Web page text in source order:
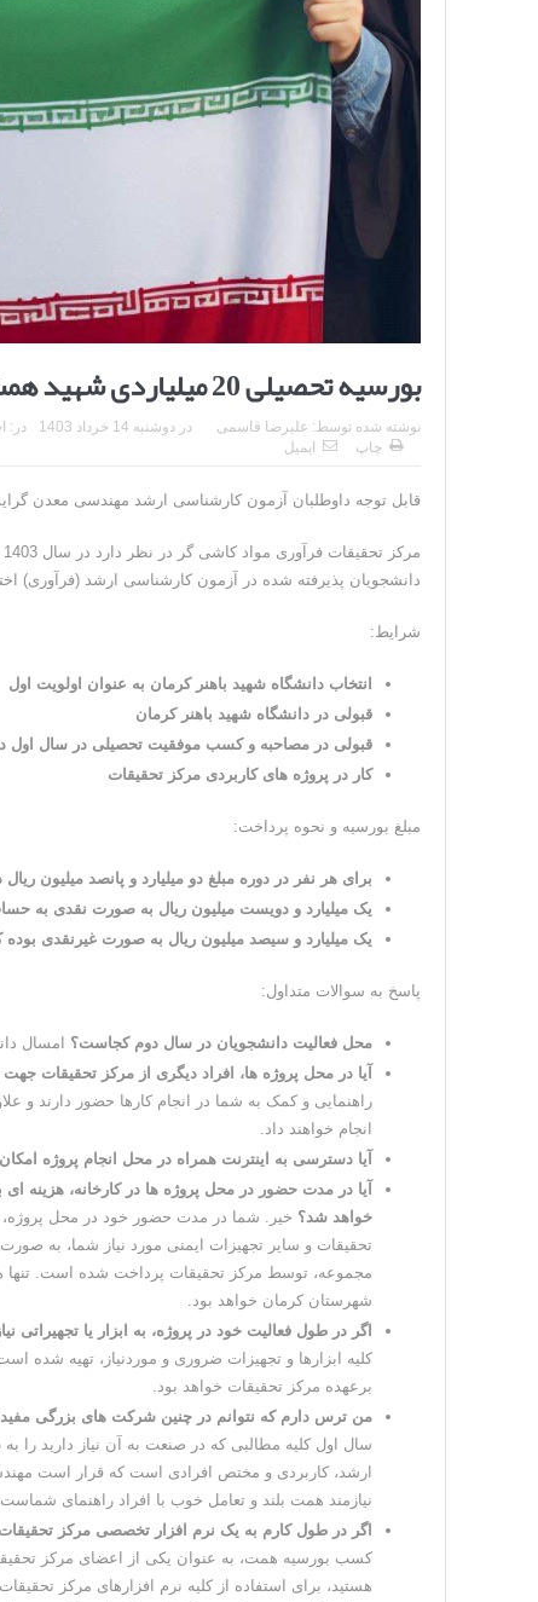
بورسیه تحصیلی 20 میلیاردی شهید همت برای دانشجویان ورودی 1403
نوشته شده توسط: علیرضا قاسمی دردوشنبه 14 خرداد 1403 در:
چاپ
ایمیل
قابل توجه داوطلبان آزمون کارشناسی ارشد مهندسی معدن گرایش
مرکز تحقیقات فرآوری مواد کاشی گر در نظر دارد در سال 1403 مبلغ
دانشجویان پذیرفته شده در آزمون کارشناسی ارشد
شرایط:
انتخاب دانشگاه شهید باهنر کرمان به عنوان اولویت اول
قبولی در دانشگاه شهید باهنر کرمان
قبولی در مصاحبه و کسب موفقیت تحصیلی در سال اول
کار در پروژه های کاربردی مرکز تحقیقات
مبلغ بورسیه و نحوه پرداخت:
برای هر نفر در دوره مبلغ دو میلیارد و پانصد میلیون
یک میلیارد و دویست میلیون ریال به صورت نقدی به حساب هر فرد طی اقساط ۱۲ ماهه در
یک میلیارد و سیصد میلیون ریال به صورت غیرنقدی
پاسخ به سوالات متداول:
محل فعالیت دانشجویان در سال دوم کجاست؟ امسال
آیا در محل پروژه ها، افراد دیگری از مرکز تحقیقات
راهنمایی و کمک به شما در انجام کارها حضور دارند و
انجام خواهند داد.
آیا دسترسی به اینترنت همراه در محل انجام پروژه
آیا در مدت حضور در محل پروژه ها در کارخانه، هزینه
خواهد شد؟ خیر. شما در مدت حضور خود در محل پروژه،
تحقیقات و سایر تجهیزات ایمنی مورد نیاز شما، به
مجموعه، توسط مرکز تحقیقات پرداخت شده است. تنها
شهرستان کرمان خواهد بود.
اگر در طول فعالیت خود در پروژه، به ابزار یا
کلیه ابزارها و تجهیزات ضروری و موردنیاز، تهیه شده
برعهده مرکز تحقیقات خواهد بود.
من ترس دارم که نتوانم در چنین شرکت های بزرگی
سال اول کلیه مطالبی که در صنعت به آن نیاز دارید
ارشد، کاربردی و مختص افرادی است که قرار است
نیازمند همت بلند و تعامل خوب با افراد راهنمای شماست.
اگر در طول کارم به یک نرم افزار تخصصی مرکز
کسب بورسیه همت، به عنوان یکی از اعضای مرکز
هستید، برای استفاده از کلیه نرم افزارهای مرکز